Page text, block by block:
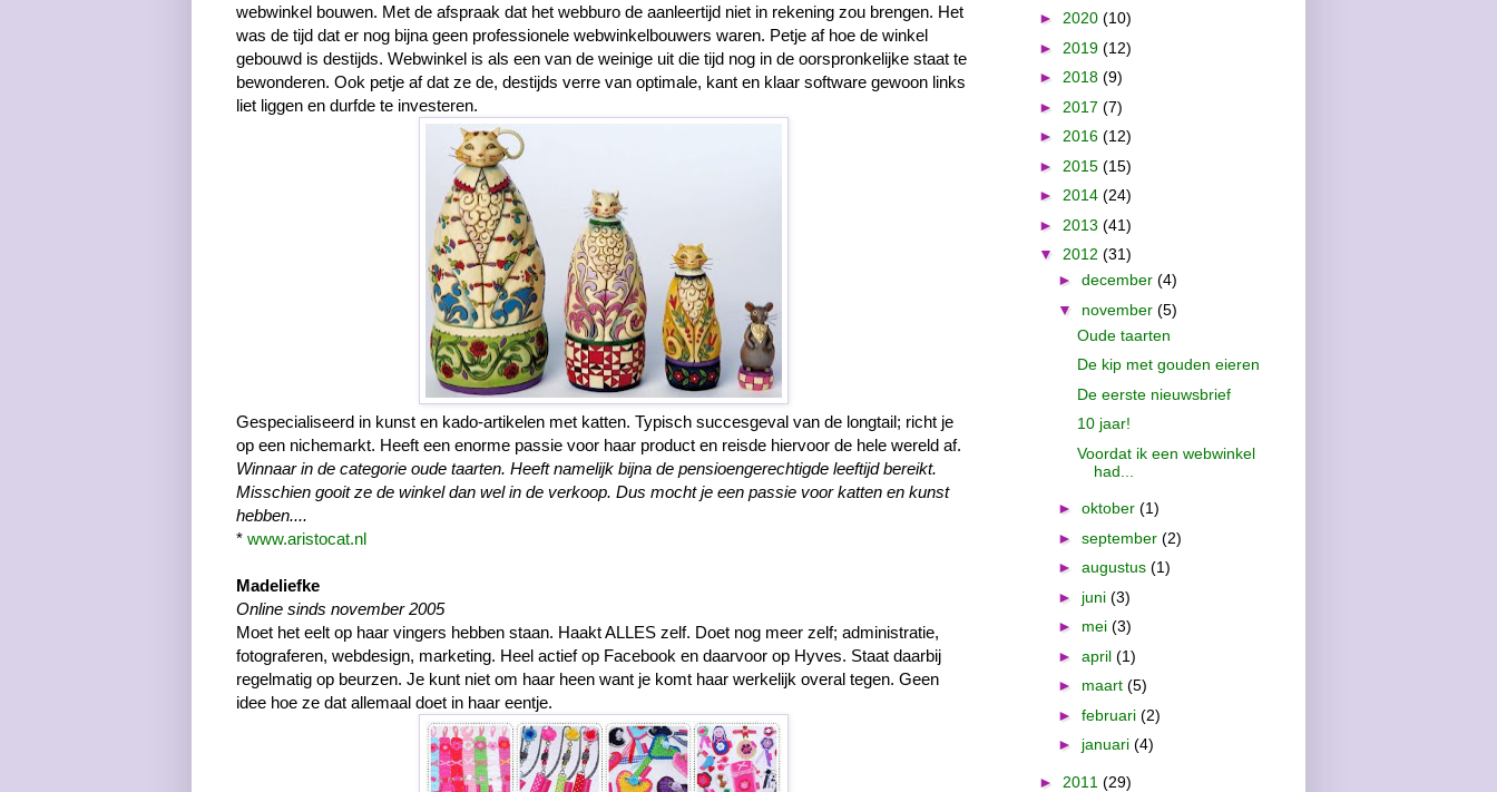
webwinkel bouwen. Met de afspraak dat het webburo de aanleertijd niet in rekening zou brengen. Het
was de tijd dat er nog bijna geen professionele webwinkelbouwers waren. Petje af hoe de winkel
gebouwd is destijds. Webwinkel is als een van de weinige uit die tijd nog in de oorspronkelijke staat te
bewonderen. Ook petje af dat ze de, destijds verre van optimale, kant en klaar software gewoon links
liet liggen en durfde te investeren.
Gespecialiseerd in kunst en kado-artikelen met katten. Typisch succesgeval van de longtail; richt je
op een nichemarkt. Heeft een enorme passie voor haar product en reisde hiervoor de hele wereld af.
Winnaar in de categorie oude taarten. Heeft namelijk bijna de pensioengerechtigde leeftijd bereikt.
Misschien gooit ze de winkel dan wel in de verkoop. Dus mocht je een passie voor katten en kunst
hebben....
* www.aristocat.nl
Madeliefke
Online sinds november 2005
Moet het eelt op haar vingers hebben staan. Haakt ALLES zelf. Doet nog meer zelf; administratie,
fotograferen, webdesign, marketing. Heel actief op Facebook en daarvoor op Hyves. Staat daarbij
regelmatig op beurzen. Je kunt niet om haar heen want je komt haar werkelijk overal tegen. Geen
idee hoe ze dat allemaal doet in haar eentje.
► 2020 (10)
► 2019 (12)
► 2018 (9)
► 2017 (7)
► 2016 (12)
► 2015 (15)
► 2014 (24)
► 2013 (41)
▼ 2012 (31)
► december (4)
▼ november (5)
Oude taarten
De kip met gouden eieren
De eerste nieuwsbrief
10 jaar!
Voordat ik een webwinkel
had...
► oktober (1)
► september (2)
► augustus (1)
► juni (3)
► mei (3)
► april (1)
► maart (5)
► februari (2)
► januari (4)
► 2011 (29)